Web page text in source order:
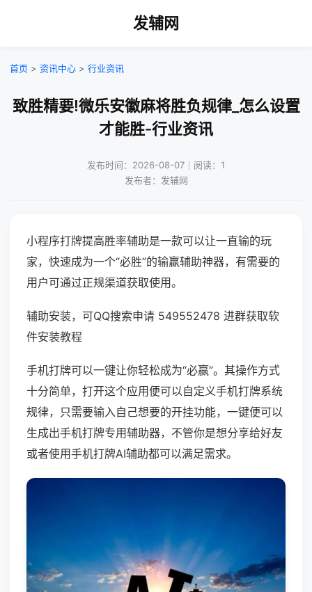
发辅网
首页 > 资讯中心 > 行业资讯
致胜精要!微乐安徽麻将胜负规律_怎么设置
才能胜-行业资讯
发布时间：2026-08-07｜阅读：1
发布者：发辅网
小程序打牌提高胜率辅助是一款可以让一直输的玩
家，快速成为一个“必胜”的输赢辅助神器，有需要的
用户可通过正规渠道获取使用。
辅助安装，可QQ搜索申请 549552478 进群获取软
件安装教程
手机打牌可以一键让你轻松成为“必赢”。其操作方式
十分简单，打开这个应用便可以自定义手机打牌系统
规律，只需要输入自己想要的开挂功能，一键便可以
生成出手机打牌专用辅助器，不管你是想分享给好友
或者使用手机打牌AI辅助都可以满足需求。